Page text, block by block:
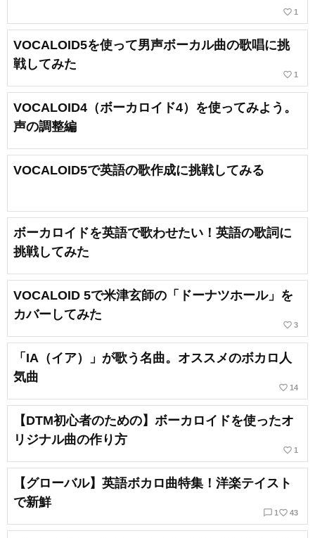
favorite_border 1
VOCALOID5を使って男声ボーカル曲の歌唱に挑
戦してみた
favorite_border 1
VOCALOID4（ボーカロイド4）を使ってみよう。
声の調整編
VOCALOID5で英語の歌作成に挑戦してみる
ボーカロイドを英語で歌わせたい！英語の歌詞に
挑戦してみた
VOCALOID 5で米津玄師の「ドーナツホール」を
カバーしてみた
favorite_border 3
「IA（イア）」が歌う名曲。オススメのボカロ人
気曲
favorite_border 14
【DTM初心者のための】ボーカロイドを使ったオ
リジナル曲の作り方
favorite_border 1
【グローバル】英語ボカロ曲特集！洋楽テイスト
で新鮮
chat_bubble_outline 1 favorite_border 43